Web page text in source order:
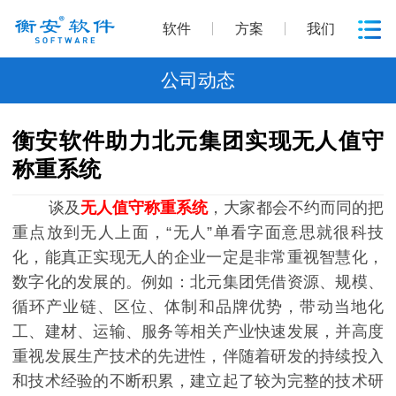
软件 方案 我们
公司动态
衡安软件助力北元集团实现无人值守
称重系统
谈及无人值守称重系统，大家都会不约而同的把
重点放到无人上面，“无人”单看字面意思就很科技
化，能真正实现无人的企业一定是非常重视智慧化，
数字化的发展的。例如：北元集团凭借资源、规模、
循环产业链、区位、体制和品牌优势，带动当地化
工、建材、运输、服务等相关产业快速发展，并高度
重视发展生产技术的先进性，伴随着研发的持续投入
和技术经验的不断积累，建立起了较为完整的技术研